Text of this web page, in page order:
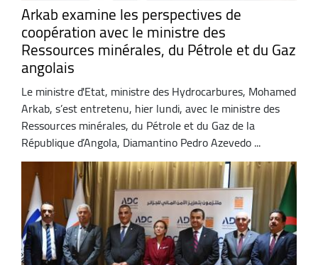
Arkab examine les perspectives de
coopération avec le ministre des
Ressources minérales, du Pétrole et du Gaz
angolais
Le ministre d'Etat, ministre des Hydrocarbures, Mohamed
Arkab, s’est entretenu, hier lundi, avec le ministre des
Ressources minérales, du Pétrole et du Gaz de la
République d’Angola, Diamantino Pedro Azevedo ...